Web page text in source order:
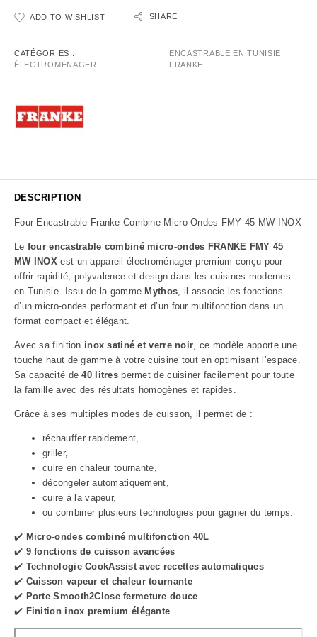
ADD TO WISHLIST SHARE
CATÉGORIES :
ÉLECTROMÉNAGER
ENCASTRABLE EN TUNISIE
FRANKE
DESCRIPTION
Four Encastrable Franke Combine Micro-Ondes FMY 45 MW INOX
Le four encastrable combiné micro-ondes FRANKE FMY 45
MW INOX est un appareil électroménager premium conçu pour
offrir rapidité, polyvalence et design dans les cuisines modernes
en Tunisie. Issu de la gamme Mythos, il associe les fonctions
d’un micro-ondes performant et d’un four multifonction dans un
format compact et élégant.
Avec sa finition inox satiné et verre noir, ce modèle apporte une
touche haut de gamme à votre cuisine tout en optimisant l’espace.
Sa capacité de40 litres permet de cuisiner facilement pour toute
la famille avec des résultats homogènes et rapides.
Grâce à ses multiples modes de cuisson, il permet de :
réchauffer rapidement,
griller,
cuire en chaleur tournante,
décongeler automatiquement,
cuire à la vapeur,
ou combiner plusieurs technologies pour gagner du temps.
✔️ Micro-ondes combiné multifonction 40L
✔️ 9 fonctions de cuisson avancées
✔️ Technologie CookAssist avec recettes automatiques
✔️ Cuisson vapeur et chaleur tournante
✔️ Porte Smooth2Close fermeture douce
✔️ Finition inox premium élégante